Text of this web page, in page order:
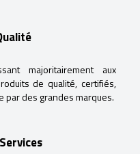
majoritairement aux
de qualité, certifiés,
par des grandes marques.
Services